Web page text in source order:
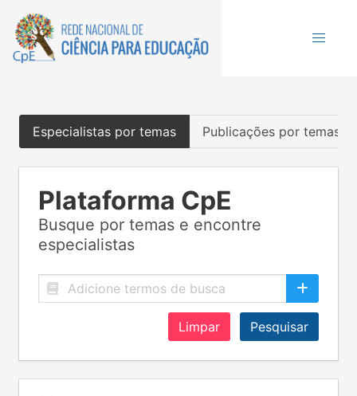
Especialistas por temas Publicações por temas
Plataforma CpE
Busque por temas e encontre
especialistas
Limpar Pesquisar